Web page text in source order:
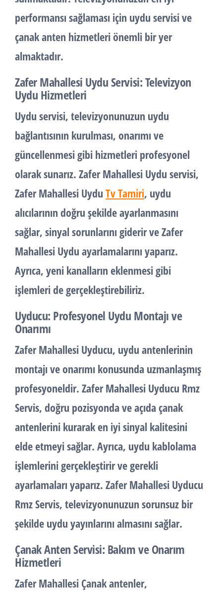
performansı sağlaması için uydu servisi ve
çanak anten hizmetleri önemli bir yer
almaktadır.
Zafer Mahallesi Uydu Servisi: Televizyon
Uydu Hizmetleri
Uydu servisi, televizyonunuzun uydu
bağlantısının kurulması, onarımı ve
güncellenmesi gibi hizmetleri profesyonel
olarak sunarız. Zafer Mahallesi Uydu servisi,
Zafer Mahallesi Uydu Tv Tamiri, uydu
alıcılarının doğru şekilde ayarlanmasını
sağlar, sinyal sorunlarını giderir ve Zafer
Mahallesi Uydu ayarlamalarını yaparız.
Ayrıca, yeni kanalların eklenmesi gibi
işlemleri de gerçekleştirebiliriz.
Uyducu: Profesyonel Uydu Montajı ve
Onarımı
Zafer Mahallesi Uyducu, uydu antenlerinin
montajı ve onarımı konusunda uzmanlaşmış
profesyoneldir. Zafer Mahallesi Uyducu Rmz
Servis, doğru pozisyonda ve açıda çanak
antenlerini kurarak en iyi sinyal kalitesini
elde etmeyi sağlar. Ayrıca, uydu kablolama
işlemlerini gerçekleştirir ve gerekli
ayarlamaları yaparız. Zafer Mahallesi Uyducu
Rmz Servis, televizyonunuzun sorunsuz bir
şekilde uydu yayınlarını almasını sağlar.
Çanak Anten Servisi: Bakım ve Onarım
Hizmetleri
Zafer Mahallesi Çanak antenler,